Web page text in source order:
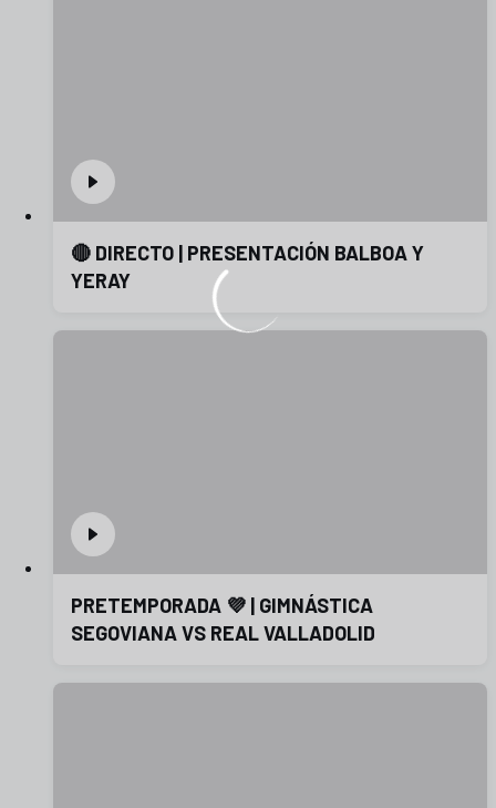
🔴 DIRECTO | PRESENTACIÓN BALBOA Y
YERAY
PRETEMPORADA 💜 | GIMNÁSTICA
SEGOVIANA VS REAL VALLADOLID